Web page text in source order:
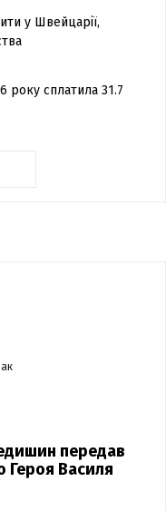
у Швейцарії,
року сплатила 31.7
передав
Героя Василя